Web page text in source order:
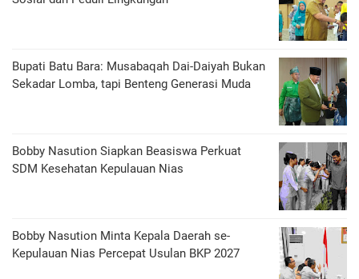
Bupati Batu Bara: Musabaqah Dai-Daiyah Bukan
Sekadar Lomba, tapi Benteng Generasi Muda
Bobby Nasution Siapkan Beasiswa Perkuat
SDM Kesehatan Kepulauan Nias
Bobby Nasution Minta Kepala Daerah se-
Kepulauan Nias Percepat Usulan BKP 2027